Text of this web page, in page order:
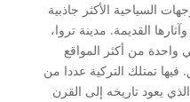
السياحية الأكثر جاذبية
القديمة. مدينة تروا،
من أكثر المواقع
فيها تمتلك التركية عددا من
يعود تاريخه إلى القرن